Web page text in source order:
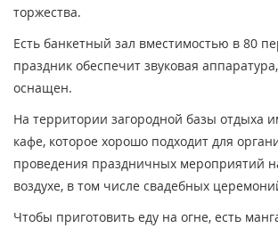
торжества.
Есть банкетный зал вместимостью в 80
праздник обеспечит звуковая
оснащен.
На территории загородной базы отдыха
кафе, которое хорошо подходит для
проведения праздничных мероприятий
воздухе, в том числе свадебных
Чтобы приготовить еду на огне, есть